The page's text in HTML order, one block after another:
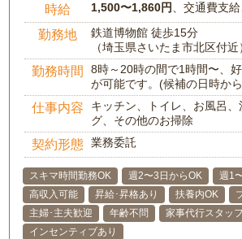
時給 1,500〜1,860円、交通費支
勤務地
鉄道博物館 徒歩15分
（埼玉県さいたま市北区付近
勤務時間
8時～20時の間で1時間〜、
が可能です。(候補の日時か
仕事内容
キッチン、トイレ、お風呂
グ、その他のお掃除
契約形態 業務委託
スキマ時間勤務OK 週2〜3日からOK 週1
高収入可能
昇給･昇格あり 扶養内OK
主婦･主夫歓迎
年齢不問 家事代行スタッ
インセンティブあり